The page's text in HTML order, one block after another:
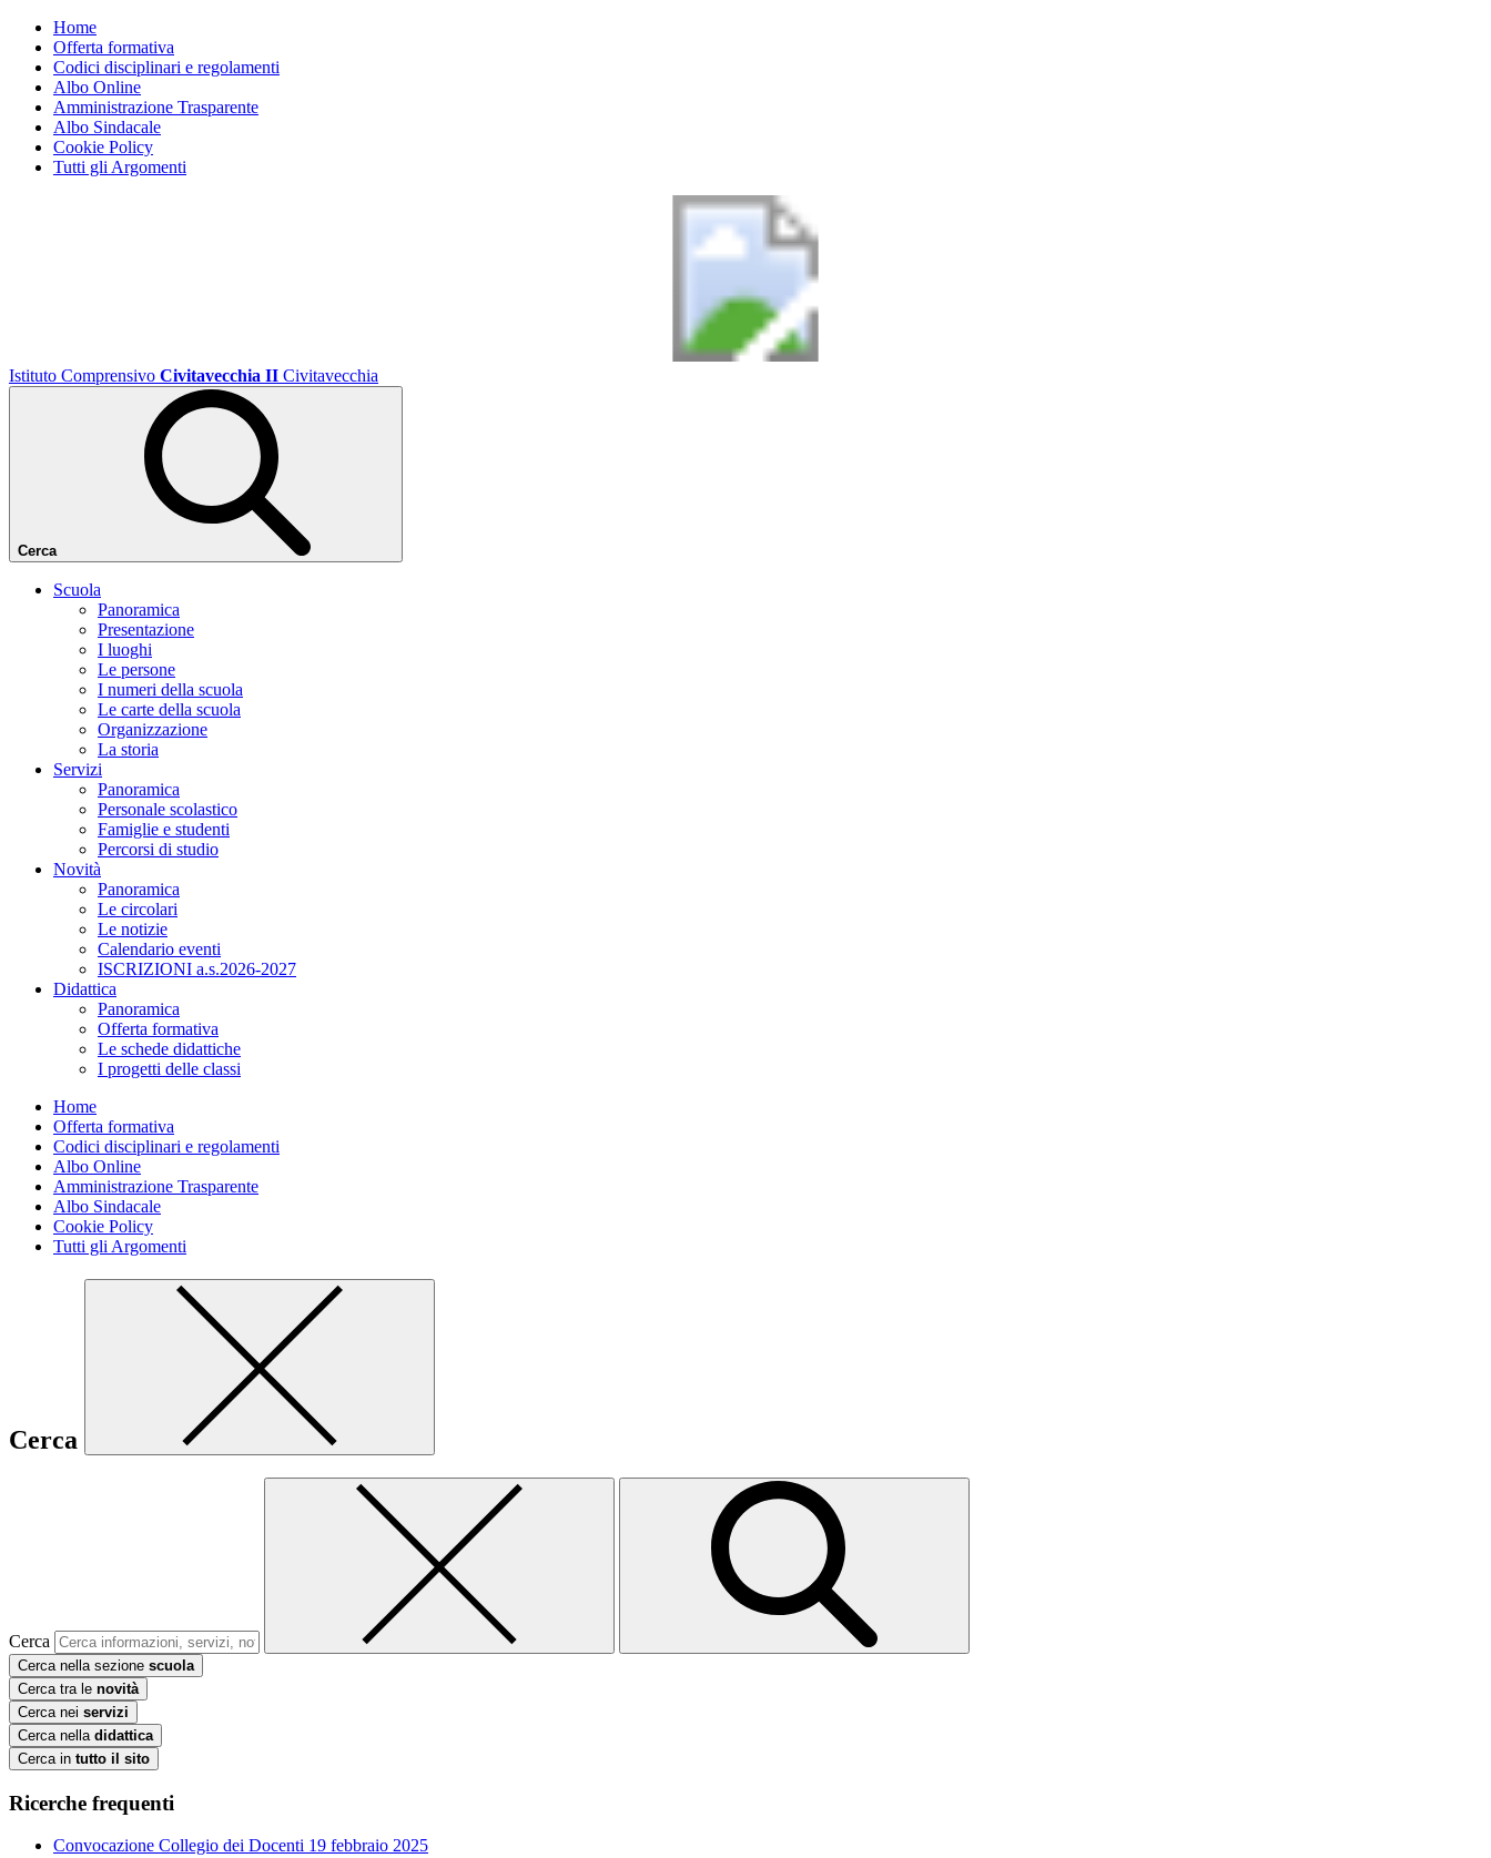
Home
Offerta formativa
Codici disciplinari e regolamenti
Albo Online
Amministrazione Trasparente
Albo Sindacale
Cookie Policy
Tutti gli Argomenti
Istituto Comprensivo Civitavecchia II Civitavecchia
Cerca
Scuola
Panoramica
Presentazione
I luoghi
Le persone
I numeri della scuola
Le carte della scuola
Organizzazione
La storia
Servizi
Panoramica
Personale scolastico
Famiglie e studenti
Percorsi di studio
Novità
Panoramica
Le circolari
Le notizie
Calendario eventi
ISCRIZIONI a.s.2026-2027
Didattica
Panoramica
Offerta formativa
Le schede didattiche
I progetti delle classi
Home
Offerta formativa
Codici disciplinari e regolamenti
Albo Online
Amministrazione Trasparente
Albo Sindacale
Cookie Policy
Tutti gli Argomenti
Cerca
Cerca
Cerca nella sezione scuola
Cerca tra le novità
Cerca nei servizi
Cerca nella didattica
Cerca in tutto il sito
Ricerche frequenti
Convocazione Collegio dei Docenti 19 febbraio 2025